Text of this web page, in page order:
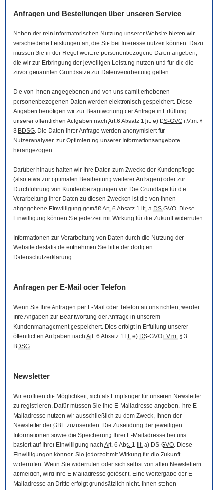
Anfragen und Bestellungen über unseren Service
Neben der rein informatorischen Nutzung unserer Website bieten wir
verschiedene Leistungen an, die Sie bei Interesse nutzen können. Dazu
müssen Sie in der Regel weitere personenbezogene Daten angeben,
die wir zur Erbringung der jeweiligen Leistung nutzen und für die die
zuvor genannten Grundsätze zur Datenverarbeitung gelten.
Die von Ihnen angegebenen und von uns damit erhobenen
personenbezogenen Daten werden elektronisch gespeichert. Diese
Angaben benötigen wir zur Beantwortung der Anfrage in Erfüllung
unserer öffentlichen Aufgaben nach Art.6 Absatz 1 lit. e) DS-GVO i.V.m. §
3 BDSG. Die Daten Ihrer Anfrage werden anonymisiert für
Nutzeranalysen zur Optimierung unserer Informationsangebote
herangezogen.
Darüber hinaus halten wir Ihre Daten zum Zwecke der Kundenpflege
(also etwa zur optimalen Bearbeitung weiterer Anfragen) oder zur
Durchführung von Kundenbefragungen vor. Die Grundlage für die
Verarbeitung Ihrer Daten zu diesen Zwecken ist die von Ihnen
abgegebene Einwilligung gemäßArt. 6 Absatz 1 lit. a DS-GVO. Diese
Einwilligung können Sie jederzeit mit Wirkung für die Zukunft widerrufen.
Informationen zur Verarbeitung von Daten durch die Nutzung der
Website destatis.de entnehmen Sie bitte der dortigen
Datenschutzerklärung.
Anfragen per E-Mail oder Telefon
Wenn Sie Ihre Anfragen per E-Mail oder Telefon an uns richten, werden
Ihre Angaben zur Beantwortung der Anfrage in unserem
Kundenmanagement gespeichert. Dies erfolgt in Erfüllung unserer
öffentlichen Aufgaben nach Art. 6 Absatz 1 lit. e) DS-GVO i.V.m. § 3
BDSG.
Newsletter
Wir eröffnen die Möglichkeit, sich als Empfänger für unseren Newsletter
zu registrieren. Dafür müssen Sie Ihre E-Mail adresse angeben. Ihre E-
Mail adresse nutzen wir ausschließlich zu dem Zweck, Ihnen den
Newsletter der GBE zuzusenden. Die Zusendung der jeweiligen
Informationen sowie die Speicherung Ihrer E-Mail adresse bei uns
basiert auf Ihrer Einwilligung nach Art. 6 Abs. 1 lit. a) DS-GVO. Diese
Einwilligungen können Sie jederzeit mit Wirkung für die Zukunft
widerrufen. Wenn Sie widerrufen oder sich selbst von allen Newslettern
abmelden, wird Ihre E-Mail adresse gelöscht. Eine Weitergabe der E-
Mail adresse an Dritte erfolgt grundsätzlich nicht. Ihnen stehen